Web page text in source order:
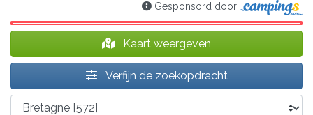
Gesponsord door
Kaart weergeven
Verfijn de zoekopdracht